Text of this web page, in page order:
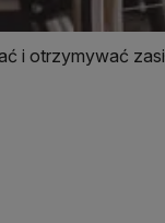
i otrzymywać